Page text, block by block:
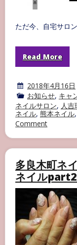
ただ今、自宅サロ
Read More
2018年4月16日
お知らせ, キャ
ネイルサロン, 人吉
ネイル, 熊本ネイル,
Commenton
営
業
所
の
お
知
ら
せ
☆
多良木町ネ
ネイル